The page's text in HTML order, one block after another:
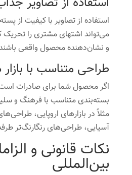
استفاده از تصاویر با کیفیت از
می‌تواند اشتهای مشتری را تحریک
و نشان‌دهنده محصول واقعی
طراحی متناسب با
اگر محصول شما برای صادرات
بسته‌بندی متناسب با فرهنگ و
مثلاً در بازارهای اروپایی،
آسیایی، طراحی‌های رنگارنگ‌تر
نکات قانونی و
بین‌المللی